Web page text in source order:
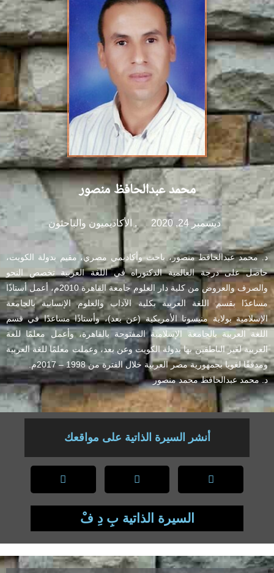
محمد عبدالحافظ منصور
ديسمبر 24, 2020 , الأكاديميون والباحثون
د. محمد عبدالحافظ منصور، باحث وأكاديمي مصري، مقيم بدولة الكويت،
حاصل على درجة العالمية الدكتوراه في اللغة العربية تخصص النحو
والصرف والعروض من كلية دار العلوم جامعة القاهرة 2010م، أعمل أستاذًا
مساعدًا بقسم اللغة العربية بكلية الآداب والعلوم الإنسانية بالجامعة
الإسلامية بولاية منيسوتا الأمريكية (عن بعد)، وأستاذًا مساعدًا في قسم
اللغة العربية بالجامعة الإسلامية المفتوحة بالقاهرة، وأعمل معلمًا للغة
العربية لغير الناطقين بها بدولة الكويت وعن بعد، وعملت معلمًا للغة العربية
ومدققًا لغويا بجمهورية مصر العربية خلال الفترة من 1998 – 2017م.
د. محمد عبدالحافظ محمد منصور
أنشر السيرة الذاتية على مواقعك
السيرة الذاتية بِ دِ فْ